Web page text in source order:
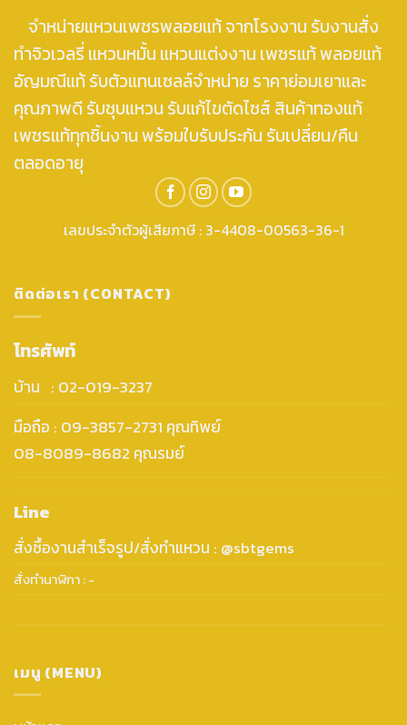
จำหน่ายแหวนเพชรพลอยแท้ จากโรงงาน รับงานสั่ง
ทำจิวเวลรี่ แหวนหมั้น แหวนแต่งงาน เพชรแท้ พลอยแท้
อัญมณีแท้ รับตัวแทนเซลล์จำหน่าย ราคาย่อมเยาและ
คุณภาพดี รับชุบแหวน รับแก้ไขตัดไซส์ สินค้าทองแท้
เพชรแท้ทุกชิ้นงาน พร้อมใบรับประกัน รับเปลี่ยน/คืน
ตลอดอายุ
เลขประจำตัวผู้เสียภาษี : 3-4408-00563-36-1
ติดต่อเรา (CONTACT)
โทรศัพท์
บ้าน : 02-019-3237
มือถือ : 09-3857-2731 คุณทิพย์
08-8089-8682 คุณรมย์
Line
สั่งซื้องานสำเร็จรูป/สั่งทำแหวน : @sbtgems
สั่งทำนาฬิกา : -
เมนู (MENU)